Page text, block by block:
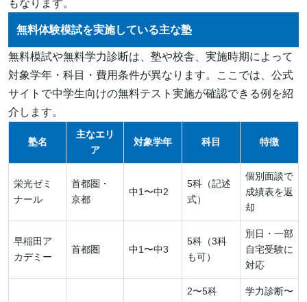
もなります。
無料体験模試を実施している主な塾
無料模試や無料学力診断は、塾や校舎、実施時期によって
対象学年・科目・費用条件が異なります。ここでは、公式
サイトで中学生向けの無料テスト実施が確認できる例を紹
介します。
塾名
主なエリ
ア
対象学年 科目 特徴
栄光ゼミ
ナール
首都圏・
京都
中1〜中2
5科（記述
式）
個別面談で
成績表を返
却
早稲田ア
カデミー
首都圏 中1〜中3
5科（3科
も可）
別日・一部
自宅受験に
対応
2〜5科
学力診断〜